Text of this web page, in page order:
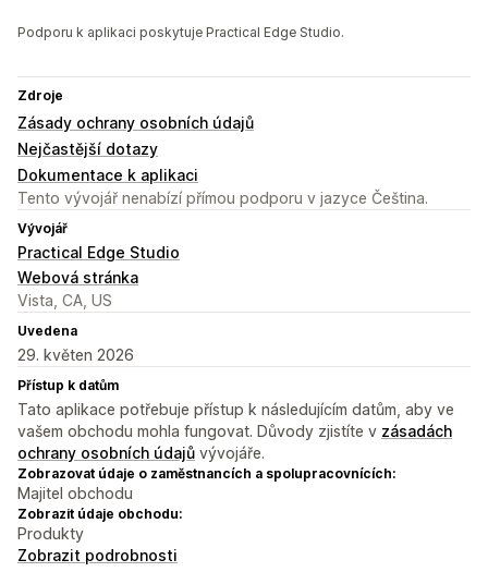
Podporu k aplikaci poskytuje Practical Edge Studio.
Zdroje
Zásady ochrany osobních údajů
Nejčastější dotazy
Dokumentace k aplikaci
Tento vývojář nenabízí přímou podporu v jazyce Čeština.
Vývojář
Practical Edge Studio
Webová stránka
Vista, CA, US
Uvedena
29. květen 2026
Přístup k datům
Tato aplikace potřebuje přístup k následujícím datům, aby ve
vašem obchodu mohla fungovat. Důvody zjistíte v zásadách
ochrany osobních údajů vývojáře.
Zobrazovat údaje o zaměstnancích a spolupracovnících:
Majitel obchodu
Zobrazit údaje obchodu:
Produkty
Zobrazit podrobnosti